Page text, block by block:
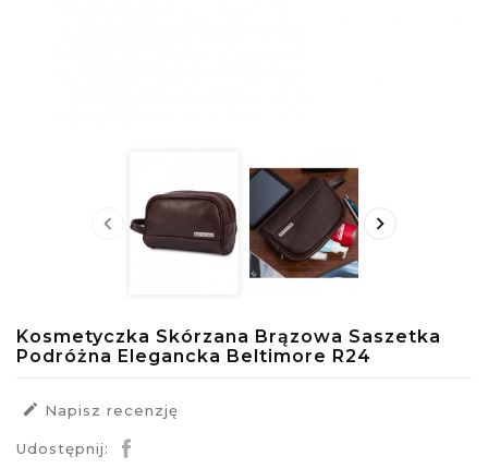
 
Kosmetyczka Skórzana Brązowa Saszetka
Podróżna Elegancka Beltimore R24
 Napisz recenzję
Udostępnij: